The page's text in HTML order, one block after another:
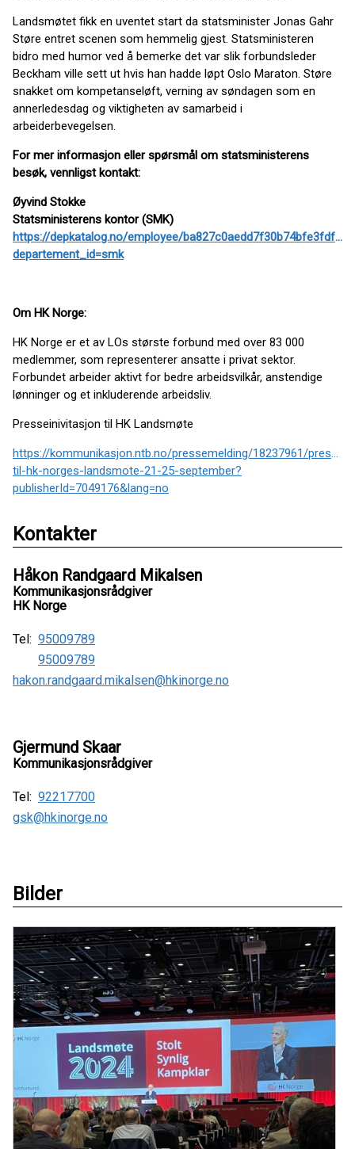
Landsmøtet fikk en uventet start da statsminister Jonas Gahr
Støre entret scenen som hemmelig gjest. Statsministeren
bidro med humor ved å bemerke det var slik forbundsleder
Beckham ville sett ut hvis han hadde løpt Oslo Maraton. Støre
snakket om kompetanseløft, verning av søndagen som en
annerledesdag og viktigheten av samarbeid i
arbeiderbevegelsen.
For mer informasjon eller spørsmål om statsministerens
besøk, vennligst kontakt:
Øyvind Stokke
Statsministerens kontor (SMK)
https://depkatalog.no/employee/
departement_id=smk
Om HK Norge:
HK Norge er et av LOs største forbund med over 83 000
medlemmer, som representerer ansatte i privat sektor.
Forbundet arbeider aktivt for bedre arbeidsvilkår, anstendige
lønninger og et inkluderende arbeidsliv.
Presseinivitasjon til HK Landsmøte
https://kommunikasjon.ntb.no/pressemelding/18237961/
til-hk-norges-landsmote-21-25-september?
publisherId=7049176&lang=no
Kontakter
Håkon Randgaard Mikalsen
Kommunikasjonsrådgiver
HK Norge
Tel: 95009789
95009789
hakon.randgaard.mikalsen@hkinorge.no
Gjermund Skaar
Kommunikasjonsrådgiver
Tel: 92217700
gsk@hkinorge.no
Bilder